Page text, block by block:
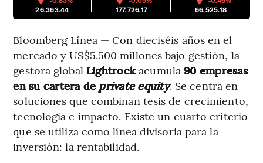
26,363.44
177,726.17
66,525.18
Bloomberg Línea — Con dieciséis años en el
mercado y US$5.500 millones bajo gestión, la
gestora global Lightrockacumula90 empresas
en su cartera de private equity. Se centra en
soluciones que combinan tesis de crecimiento,
tecnología e impacto. Existe un cuarto criterio
que se utiliza como línea divisoria para la
inversión: la rentabilidad.